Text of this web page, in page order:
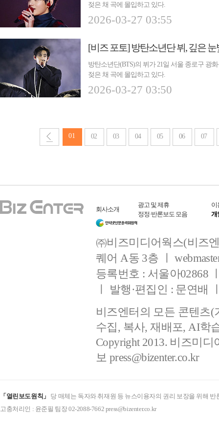
젖은 채 곡에 몰입하고 있다.
2026-03-27 03:55
[비즈 포토] 방탄소년단 뷔, 깊은
방탄소년단(BTS)의 뷔가 21일 서울 종로구 광
젖은 채 곡에 몰입하고 있다.
2026-03-27 03:50
01 02 03 04 05 06 07
회사소개
광고 및 제휴
정정·반론보도 모음
이
개
㈜비즈미디어웍스(비즈
퀘어 A동 3층 ㅣ
등록번호 : 서울아02868
ㅣ 발행·편집인 : 문연배
비즈엔터의 모든 콘텐츠
수집, 복사, 재배포, AI학
Copyright 2013. 비즈미
보 press@bizenter.co.kr
「열린보도원칙」
당 매체는 독자와 취재원 등 뉴스이용자의 권리 보장을 위해
고충처리인 : 윤준필 팀장 02-2088-7662 press@bizenter.co.kr